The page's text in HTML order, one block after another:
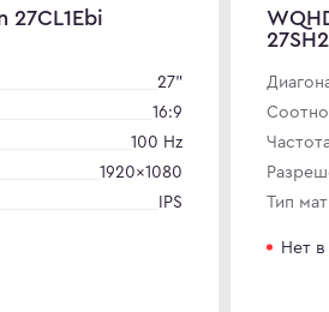
27CL1Ebi
27"
16:9
100 Hz
1920×1080
IPS
Тип
Нет в